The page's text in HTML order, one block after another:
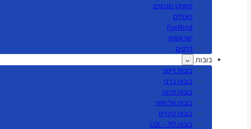
משחקי מגנטים
פאזלים
FoxMind
ישראטויס
קלפים
בובות
בובות דיסני
בובות ברבי
בובות פרווה
בובות של חיות
בובות קינדיס
בובות לול – LOL